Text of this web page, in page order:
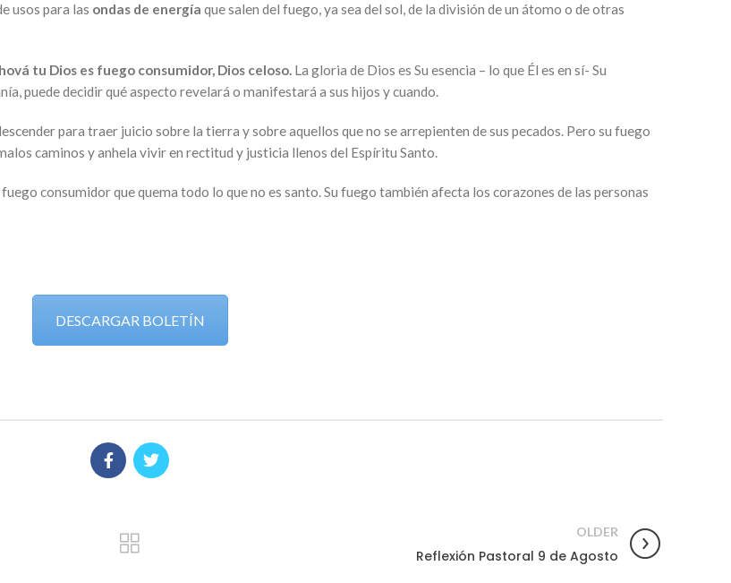
usos para las ondas de energía que salen del fuego, ya sea del sol, de la división de un átomo o de otras
tu Dios es fuego consumidor, Dios celoso. La gloria de Dios es Su esencia – lo que Él es en sí­- Su
puede decidir qué aspecto revelará o manifestará a sus hijos y cuando.
para traer juicio sobre la tierra y sobre aquellos que no se arrepienten de sus pecados. Pero su fuego
caminos y anhela vivir en rectitud y justicia llenos del Espíritu Santo.
consumidor que quema todo lo que no es santo. Su fuego también afecta los corazones de las personas
DESCARGAR BOLETÍN
OLDER
Reflexión Pastoral 9 de Agosto